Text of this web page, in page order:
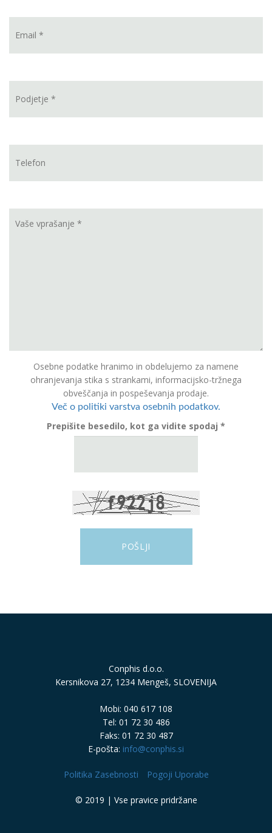
Osebne podatke hranimo in obdelujemo za namene
ohranjevanja stika s strankami, informacijsko-tržnega
obveščanja in pospeševanja prodaje.
Več o politiki varstva osebnih podatkov.
Prepišite besedilo, kot ga vidite spodaj *
Conphis d.o.o.
Kersnikova 27, 1234 Mengeš, SLOVENIJA
Mobi: 040 617 108
Tel: 01 72 30 486
Faks: 01 72 30 487
E-pošta: info@conphis.si
Politika Zasebnosti Pogoji Uporabe
© 2019 | Vse pravice pridržane